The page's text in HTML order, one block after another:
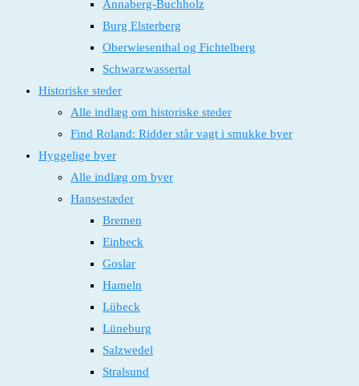
Annaberg-Buchholz
Burg Elsterberg
Oberwiesenthal og Fichtelberg
Schwarzwassertal
Historiske steder
Alle indlæg om historiske steder
Find Roland: Ridder står vagt i smukke byer
Hyggelige byer
Alle indlæg om byer
Hansestæder
Bremen
Einbeck
Goslar
Hameln
Lübeck
Lüneburg
Salzwedel
Stralsund